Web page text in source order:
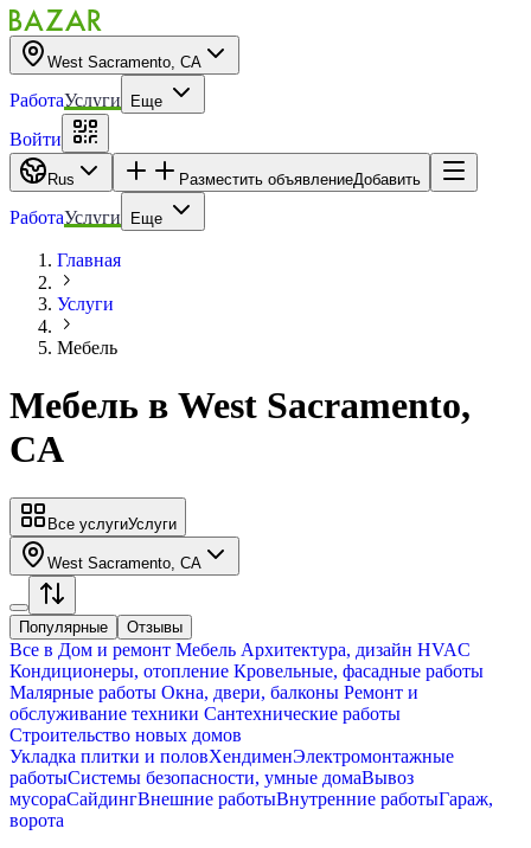
West Sacramento, CA
РаботаУслуги Еще
Войти
Rus Разместить объявлениеДобавить
РаботаУслуги Еще
Главная
Услуги
Мебель
Мебель в West Sacramento,
CA
Все услугиУслуги
West Sacramento, CA
Популярные Отзывы
Все в Дом и ремонт Мебель Архитектура, дизайн HVAC
Кондиционеры, oтопление Кровельные, фасадные работы
Малярные работы Окна, двери, балконы Ремонт и
обслуживание техники Сантехнические работы
Строительство новых домов
Укладка плитки и половХендименЭлектромонтажные
работыСистемы безопасности, умные домаВывоз
мусораСайдингВнешние работыВнутренние работыГараж,
ворота